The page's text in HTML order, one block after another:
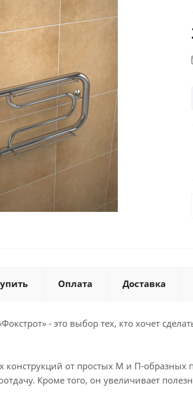
Оплата Доставка
- это выбор тех, кто хочет
конструкций от простых М и П-образных
Кроме того, он увеличивает